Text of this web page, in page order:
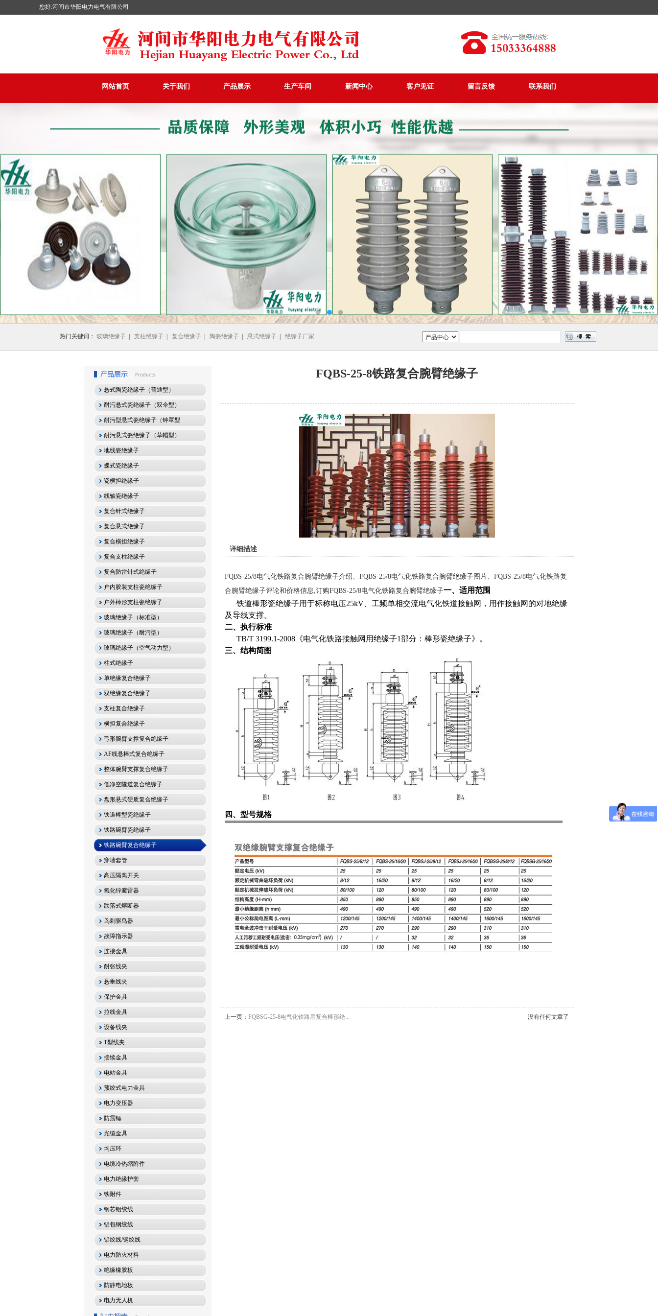
您好:河间市华阳电力电气有限公司
网站首页 关于我们 产品展示 生产车间 新闻中心 客户见证 留言反馈 联系我们
热门关键词： 玻璃绝缘子 支柱绝缘子 复合绝缘子 陶瓷绝缘子 悬式绝缘子 绝缘子厂家
悬式陶瓷绝缘子（普通型）
耐污悬式瓷绝缘子（双伞型）
耐污型悬式瓷绝缘子（钟罩型
耐污悬式瓷绝缘子（草帽型）
地线瓷绝缘子
蝶式瓷绝缘子
瓷横担绝缘子
线轴瓷绝缘子
复合针式绝缘子
复合悬式绝缘子
复合横担绝缘子
复合支柱绝缘子
复合防雷针式绝缘子
户内胶装支柱瓷绝缘子
户外棒形支柱瓷绝缘子
玻璃绝缘子（标准型）
玻璃绝缘子（耐污型）
玻璃绝缘子（空气动力型）
柱式绝缘子
单绝缘复合绝缘子
双绝缘复合绝缘子
支柱复合绝缘子
横担复合绝缘子
弓形腕臂支撑复合绝缘子
AF线悬棒式复合绝缘子
整体腕臂支撑复合绝缘子
低净空隧道复合绝缘子
盘形悬式硬质复合绝缘子
铁道棒型瓷绝缘子
铁路碗臂瓷绝缘子
铁路碗臂复合绝缘子
穿墙套管
高压隔离开关
氧化锌避雷器
跌落式熔断器
鸟刺驱鸟器
故障指示器
连接金具
耐张线夹
悬垂线夹
保护金具
拉线金具
设备线夹
T型线夹
接续金具
电站金具
预绞式电力金具
电力变压器
防震锤
光缆金具
均压环
电缆冷热缩附件
电力绝缘护套
铁附件
钢芯铝绞线
铝包钢绞线
铝绞线/钢绞线
电力防火材料
绝缘橡胶板
防静电地板
电力无人机
FQBS-25-8铁路复合腕臂绝缘子
详细描述
FQBS-25/8电气化铁路复合腕臂绝缘子介绍、FQBS-25/8电气化铁路复合腕臂绝缘子图片、FQBS-25/8电气化铁路复
合腕臂绝缘子评论和价格信息,订购FQBS-25/8电气化铁路复合腕臂绝缘子一、适用范围
铁道棒形瓷绝缘子用于标称电压25kV 、工频单相交流电气化铁道接触网，用作接触网的对地绝缘
及导线支撑。
二、执行标准
TB/T 3199.1-2008 《电气化铁路接触网用绝缘子1部分：棒形瓷绝缘子》
。
三、结构简图
四、型号规格
上一页： FQBSG-25-8电气化铁路用复合棒形绝... 没有任何文章了